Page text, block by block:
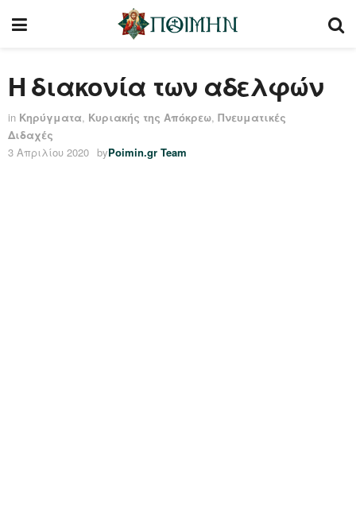
Η διακονία των αδελφών
in Κηρύγματα, Κυριακής της Απόκρεω, Πνευματικές
Διδαχές
3 Απριλίου 2020 byPoimin.gr Team